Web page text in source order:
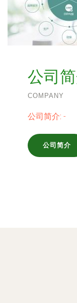
公司
COMPANY
公司简介: -
公司简介